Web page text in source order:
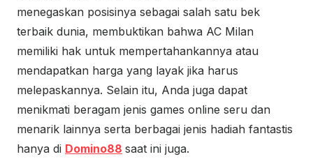
menegaskan posisinya sebagai salah satu bek
terbaik dunia, membuktikan bahwa AC Milan
memiliki hak untuk mempertahankannya atau
mendapatkan harga yang layak jika harus
melepaskannya. Selain itu, Anda juga dapat
menikmati beragam jenis games online seru dan
menarik lainnya serta berbagai jenis hadiah fantastis
hanya di Domino88 saat ini juga.